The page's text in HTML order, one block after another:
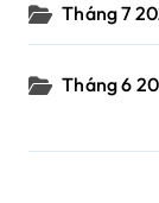
Tháng 7
Tháng 6